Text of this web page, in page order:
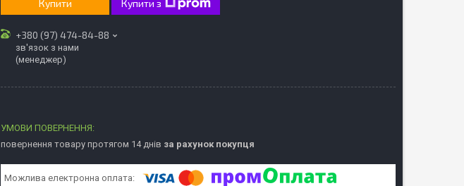
Купити Купити з
+380 (97) 474-84-88
зв'язок з нами
(менеджер)
повернення товару протягом 14 днів за рахунок покупця